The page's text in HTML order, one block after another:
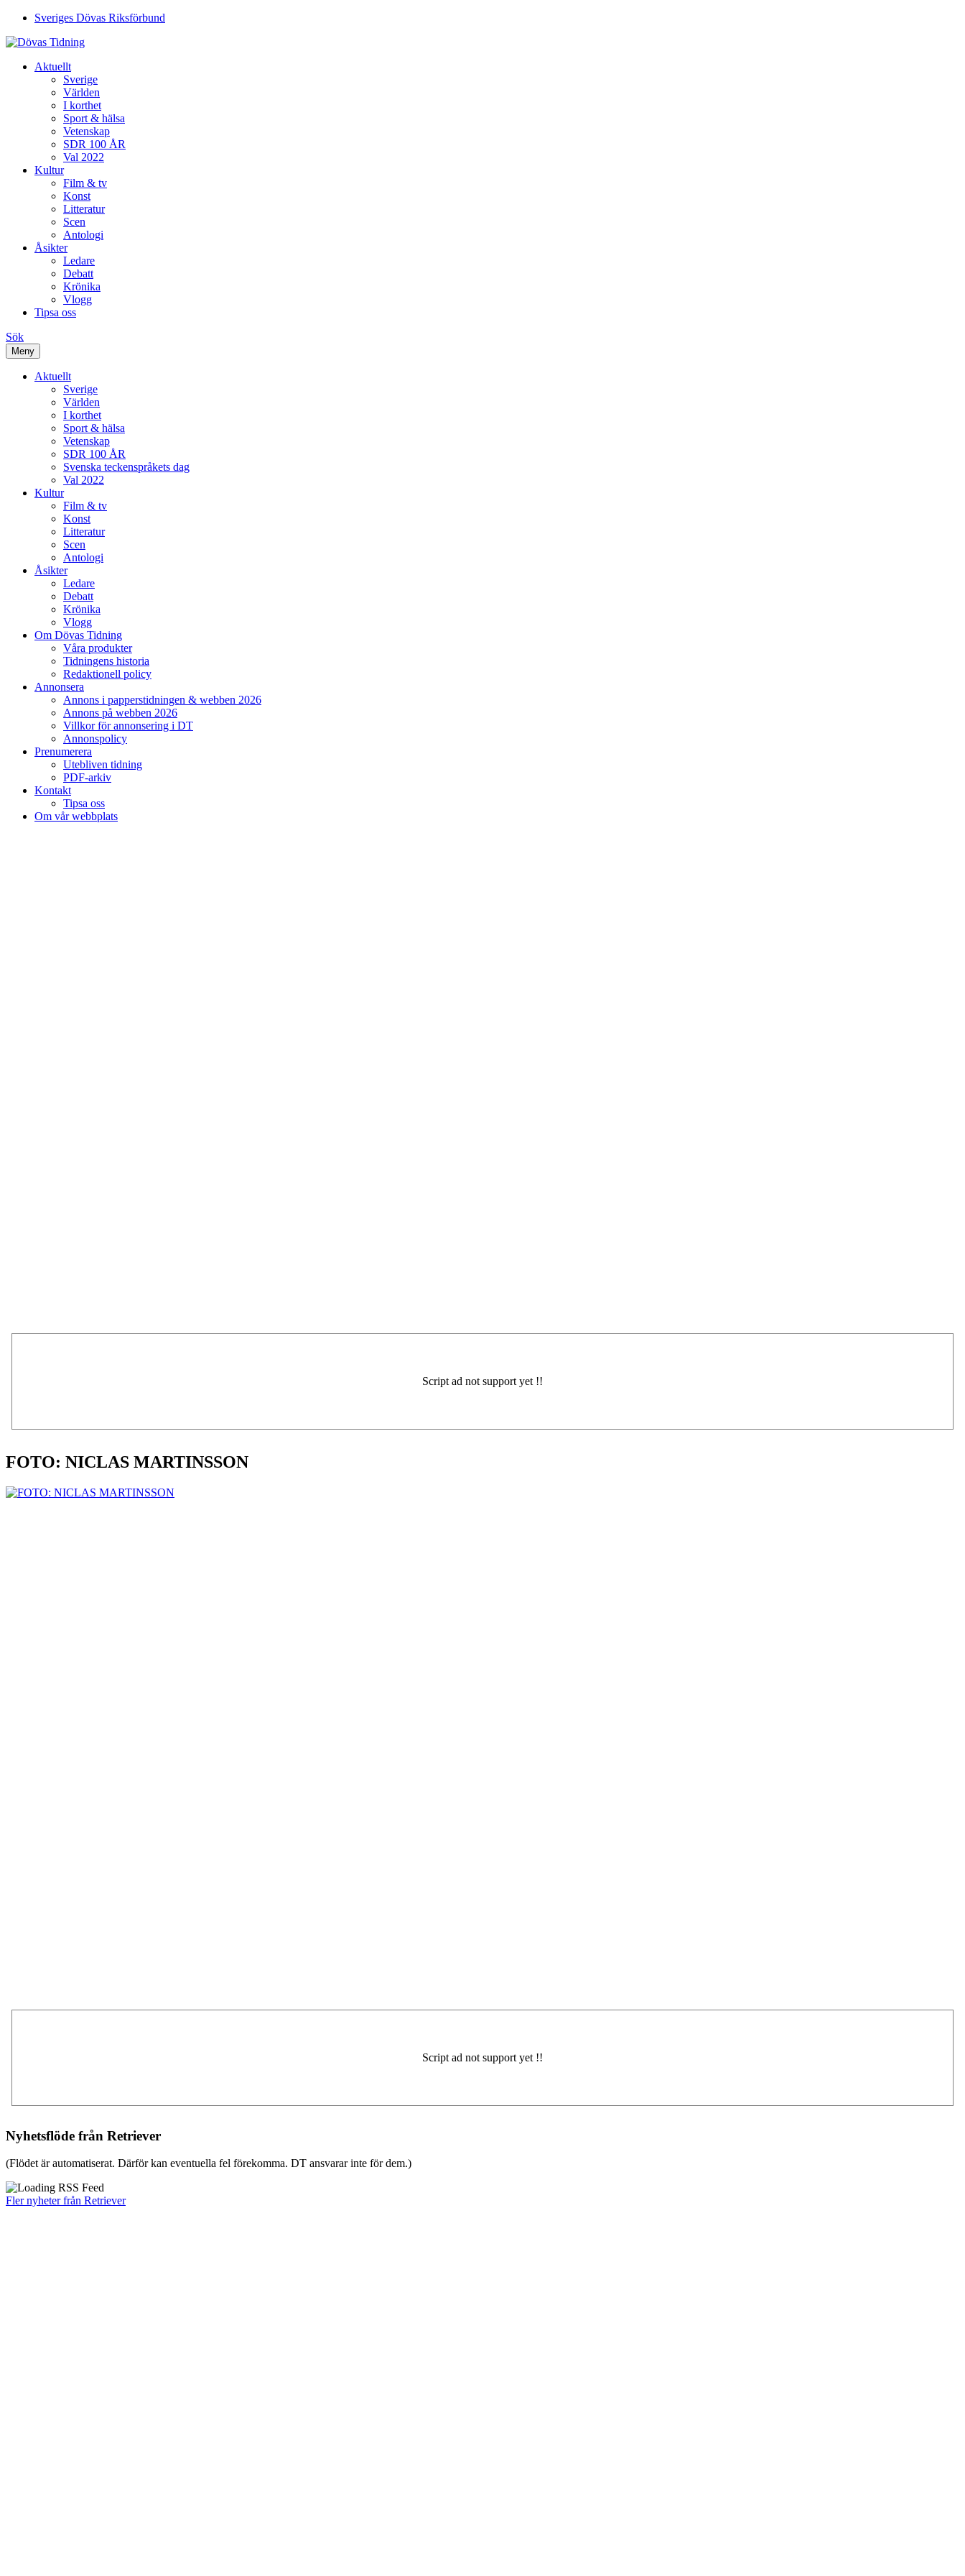
Sveriges Dövas Riksförbund
Aktuellt
Sverige
Världen
I korthet
Sport & hälsa
Vetenskap
SDR 100 ÅR
Val 2022
Kultur
Film & tv
Konst
Litteratur
Scen
Antologi
Åsikter
Ledare
Debatt
Krönika
Vlogg
Tipsa oss
Sök
Meny
Aktuellt
Sverige
Världen
I korthet
Sport & hälsa
Vetenskap
SDR 100 ÅR
Svenska teckenspråkets dag
Val 2022
Kultur
Film & tv
Konst
Litteratur
Scen
Antologi
Åsikter
Ledare
Debatt
Krönika
Vlogg
Om Dövas Tidning
Våra produkter
Tidningens historia
Redaktionell policy
Annonsera
Annons i papperstidningen & webben 2026
Annons på webben 2026
Villkor för annonsering i DT
Annonspolicy
Prenumerera
Utebliven tidning
PDF-arkiv
Kontakt
Tipsa oss
Om vår webbplats
FOTO: NICLAS MARTINSSON
Nyhetsflöde från Retriever
(Flödet är automatiserat. Därför kan eventuella fel förekomma. DT ansvarar inte för dem.)
Fler nyheter från Retriever